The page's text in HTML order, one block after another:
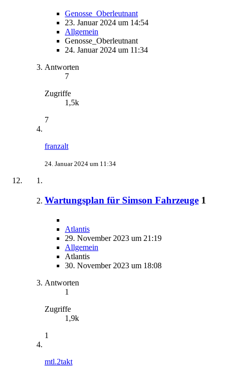
Genosse_Oberleutnant
23. Januar 2024 um 14:54
Allgemein
Genosse_Oberleutnant
24. Januar 2024 um 11:34
Antworten
7
Zugriffe
1,5k
7
franzalt
24. Januar 2024 um 11:34
Wartungsplan für Simson Fahrzeuge 1
Atlantis
29. November 2023 um 21:19
Allgemein
Atlantis
30. November 2023 um 18:08
Antworten
1
Zugriffe
1,9k
1
mtl.2takt